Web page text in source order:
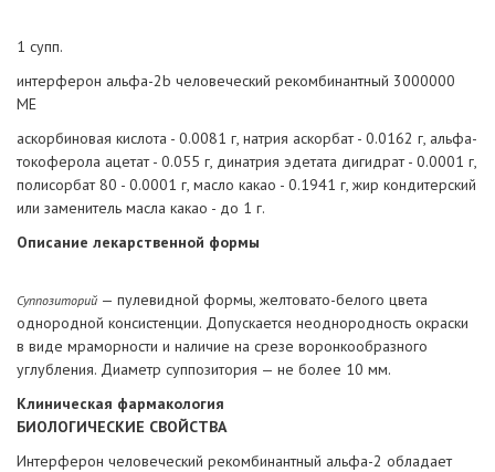
1 супп.
интерферон альфа-2b человеческий рекомбинантный 3000000
МЕ
аскорбиновая кислота - 0.0081 г, натрия аскорбат - 0.0162 г, альфа-
токоферола ацетат - 0.055 г, динатрия эдетата дигидрат - 0.0001 г,
полисорбат 80 - 0.0001 г, масло какао - 0.1941 г, жир кондитерский
или заменитель масла какао - до 1 г.
Описание лекарственной формы
Суппозиторий — пулевидной формы, желтовато-белого цвета
однородной консистенции. Допускается неоднородность окраски
в виде мраморности и наличие на срезе воронкообразного
углубления. Диаметр суппозитория — не более 10 мм.
Клиническая фармакология
БИОЛОГИЧЕСКИЕ СВОЙСТВА
Интерферон человеческий рекомбинантный альфа-2 обладает